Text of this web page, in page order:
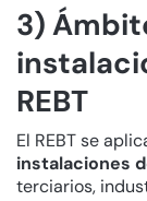
3)
REBT
El REBT se
instalaciones
terciarios,